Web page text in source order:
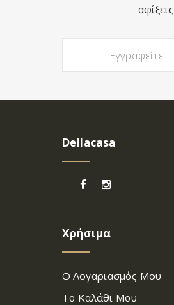
αφίξεις
Dellacasa
Χρήσιμα
Ο Λογαριασμός Μου
Το Καλάθι Μου